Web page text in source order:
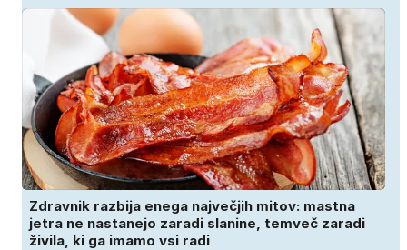
Zdravnik razbija enega največjih mitov: mastna
jetra ne nastanejo zaradi slanine, temveč zaradi
živila, ki ga imamo vsi radi